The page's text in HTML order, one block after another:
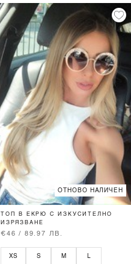
ОТНОВО НАЛИЧЕН
ТОП В ЕКРЮ С ИЗКУСИТЕЛНО
ИЗРЯЗВАНЕ
€46 / 89.97 ЛВ.
XS S M